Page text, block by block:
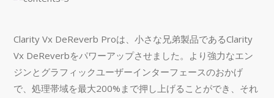
Clarity Vx DeReverb Proは、小さな兄弟製品であるClarity
Vx DeReverbをパワーアップさせました。より強力なエン
ジンとグラフィックユーザーインターフェースのおかげ
で、処理帯域を最大200%まで押し上げることができ、それ